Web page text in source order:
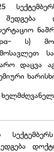
შედგება
ს)
დაცვა